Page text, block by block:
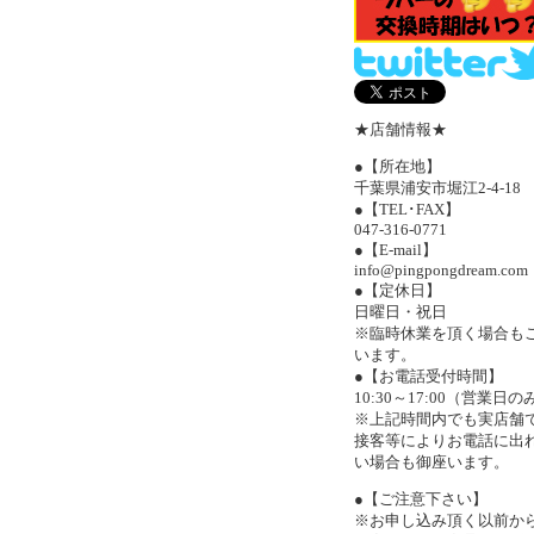
★店舗情報★
●【所在地】
千葉県浦安市堀江2-4-18
●【TEL･FAX】
047-316-0771
●【E-mail】
info@pingpongdream.com
●【定休日】
日曜日・祝日
※臨時休業を頂く場合も
います。
●【お電話受付時間】
10:30～17:00（営業日のみ
※上記時間内でも実店舗
接客等によりお電話に出
い場合も御座います。
●【ご注意下さい】
※お申し込み頂く以前か